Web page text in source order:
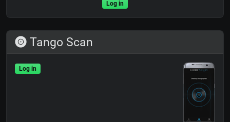
Log in
Tango Scan
Log in